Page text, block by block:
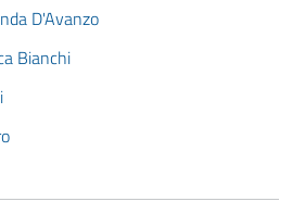
D'Avanzo
Bianchi